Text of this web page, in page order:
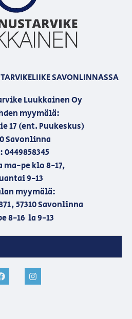
SAVONLINNASSA
Luukkainen Oy
myymälä:
17 (ent. Puukeskus)
Savonlinna
0449858345
ma-pe klo 8-17,
9-13
myymälä:
57310 Savonlinna
8-16 la 9-13